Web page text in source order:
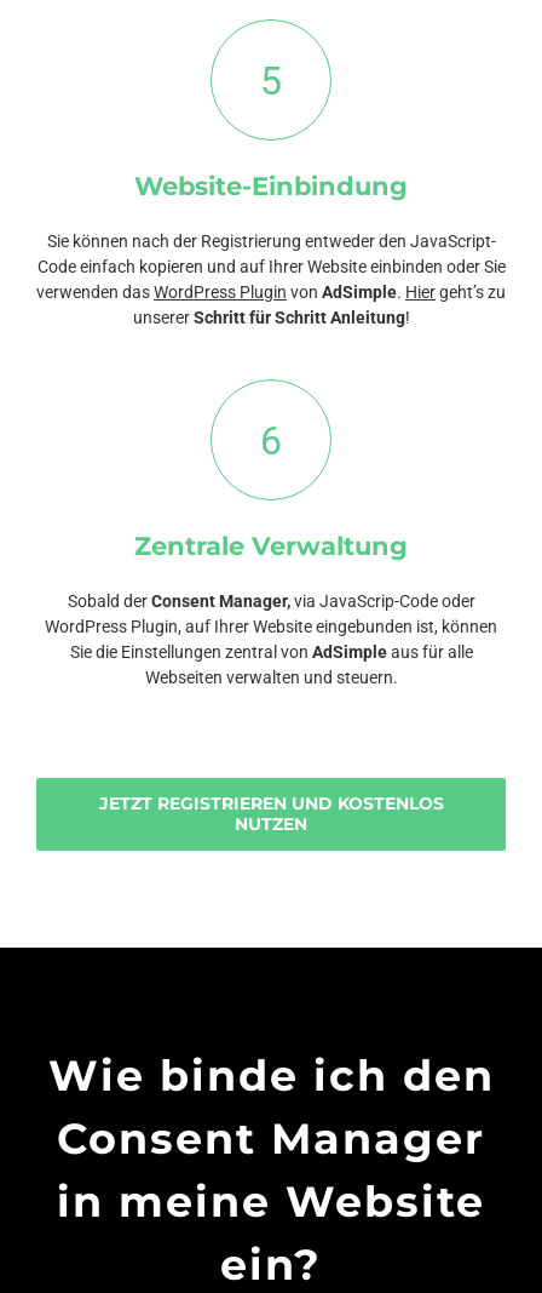
5
Website-Einbindung
Sie können nach der Registrierung entweder den JavaScript-
Code einfach kopieren und auf Ihrer Website einbinden oder Sie
verwenden dasWordPress Plugin von AdSimple. Hiergeht’s zu
unsererSchritt für Schritt Anleitung!
6
Zentrale Verwaltung
Sobald derConsent Manager,via JavaScrip-Code oder
WordPress Plugin, auf Ihrer Website eingebunden ist, können
Sie die Einstellungen zentral von AdSimpleaus für alle
Webseiten verwalten und steuern.
JETZT REGISTRIEREN UND KOSTENLOS
NUTZEN
Wie binde ich den
Consent Manager
in meine Website
ein?